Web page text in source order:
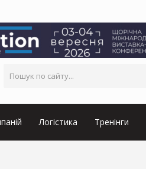
Логістика Тренінги